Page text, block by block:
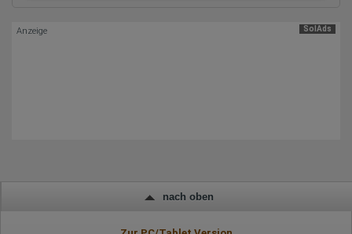
Bildschirmauflösung
Rechtliche Grundlage der Verarbeitung
SolAds
Anzeige
nach oben